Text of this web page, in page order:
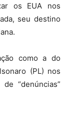
os EUA nos
seu destino
como a do
(PL) nos
“denúncias”